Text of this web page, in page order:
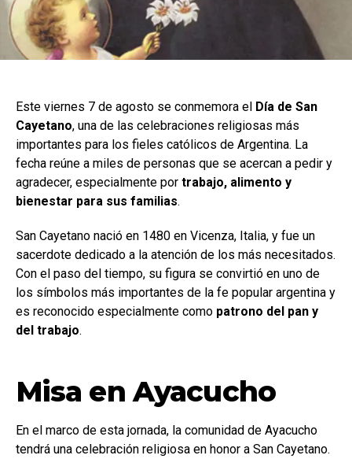
Este viernes 7 de agosto se conmemora el Día de San
Cayetano, una de las celebraciones religiosas más
importantes para los fieles católicos de Argentina. La
fecha reúne a miles de personas que se acercan a pedir y
agradecer, especialmente por trabajo, alimento y
bienestar para sus familias.
San Cayetano nació en 1480 en Vicenza, Italia, y fue un
sacerdote dedicado a la atención de los más necesitados.
Con el paso del tiempo, su figura se convirtió en uno de
los símbolos más importantes de la fe popular argentina y
es reconocido especialmente como patrono del pan y
del trabajo.
Misa en Ayacucho
En el marco de esta jornada, la comunidad de Ayacucho
tendrá una celebración religiosa en honor a San Cayetano.